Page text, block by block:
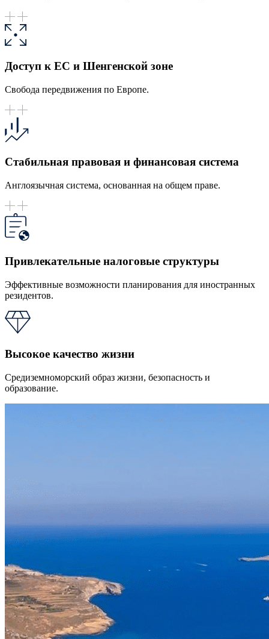
Доступ к ЕС и Шенгенской зоне
Свобода передвижения по Европе.
Стабильная правовая и финансовая система
Англоязычная система, основанная на общем праве.
Привлекательные налоговые структуры
Эффективные возможности планирования для иностранных
резидентов.
Высокое качество жизни
Средиземноморский образ жизни, безопасность и
образование.